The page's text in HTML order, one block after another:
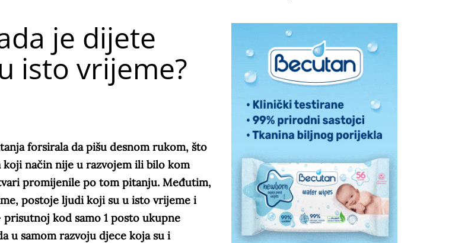
je dijete
isto vrijeme?
forsirala da pišu desnom rukom, što
koji način nije u razvojem ili bilo kom
promijenile po tom pitanju. Međutim,
postoje ljudi koji su u isto vrijeme i
kod samo 1 posto ukupne
u samom razvoju djece koja su i